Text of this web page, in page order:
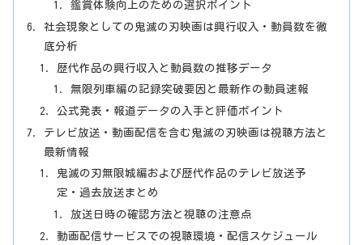
鑑賞体験向上のための選択ポイント
社会現象としての鬼滅の刃映画は興行収入・動員数を徹
底分析
歴代作品の興行収入と動員数の推移データ
無限列車編の記録突破要因と最新作の動員速報
公式発表・報道データの入手と評価ポイント
テレビ放送・動画配信を含む鬼滅の刃映画は視聴方法と
最新情報
鬼滅の刃無限城編および歴代作品のテレビ放送予
定・過去放送まとめ
放送日時の確認方法と視聴の注意点
動画配信サービスでの視聴環境・配信スケジュール